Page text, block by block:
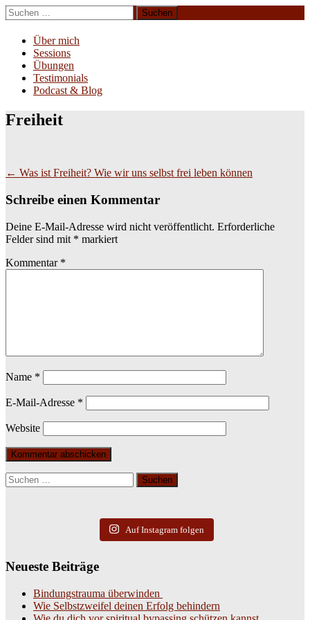
Zum
Inhalt
springen
Suchen
nach:
Über mich
Sessions
Übungen
Testimonials
Podcast & Blog
Freiheit
Beitragsnavigation
← Was ist Freiheit? Wie wir uns selbst frei leben können
Schreibe einen Kommentar
Deine E-Mail-Adresse wird nicht veröffentlicht. Erforderliche
Felder sind mit * markiert
Kommentar *
Name *
E-Mail-Adresse *
Website
Suchen
nach:
Auf Instagram folgen
Neueste Beiträge
Bindungstrauma überwinden
Wie Selbstzweifel deinen Erfolg behindern